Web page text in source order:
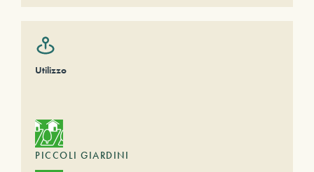
Utilizzo
PICCOLI GIARDINI